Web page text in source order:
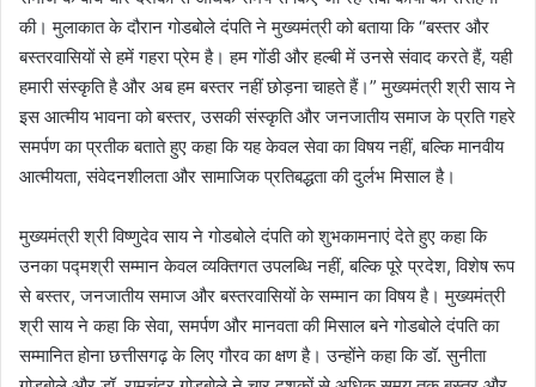
की। मुलाकात के दौरान गोडबोले दंपति ने मुख्यमंत्री को बताया कि “बस्तर और
बस्तरवासियों से हमें गहरा प्रेम है। हम गोंडी और हल्बी में उनसे संवाद करते हैं, यही
हमारी संस्कृति है और अब हम बस्तर नहीं छोड़ना चाहते हैं।” मुख्यमंत्री श्री साय ने
इस आत्मीय भावना को बस्तर, उसकी संस्कृति और जनजातीय समाज के प्रति गहरे
समर्पण का प्रतीक बताते हुए कहा कि यह केवल सेवा का विषय नहीं, बल्कि मानवीय
आत्मीयता, संवेदनशीलता और सामाजिक प्रतिबद्धता की दुर्लभ मिसाल है।
मुख्यमंत्री श्री विष्णुदेव साय ने गोडबोले दंपति को शुभकामनाएं देते हुए कहा कि
उनका पद्मश्री सम्मान केवल व्यक्तिगत उपलब्धि नहीं, बल्कि पूरे प्रदेश, विशेष रूप
से बस्तर, जनजातीय समाज और बस्तरवासियों के सम्मान का विषय है। मुख्यमंत्री
श्री साय ने कहा कि सेवा, समर्पण और मानवता की मिसाल बने गोडबोले दंपति का
सम्मानित होना छत्तीसगढ़ के लिए गौरव का क्षण है। उन्होंने कहा कि डॉ. सुनीता